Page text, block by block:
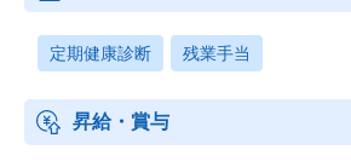
定期健康診断 残業手当
昇給・賞与